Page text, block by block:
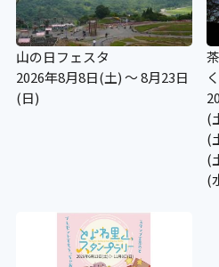
山の日フェスタ
2026年8月8日(土) ～ 8月23日
(日)
(
(
(
(